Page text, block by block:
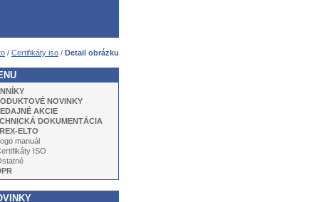
/ Certifikáty iso / Detail obrázku
NOVINKY
AKCIE
DOKUMENTÁCIA
ELTO
manuál
ISO